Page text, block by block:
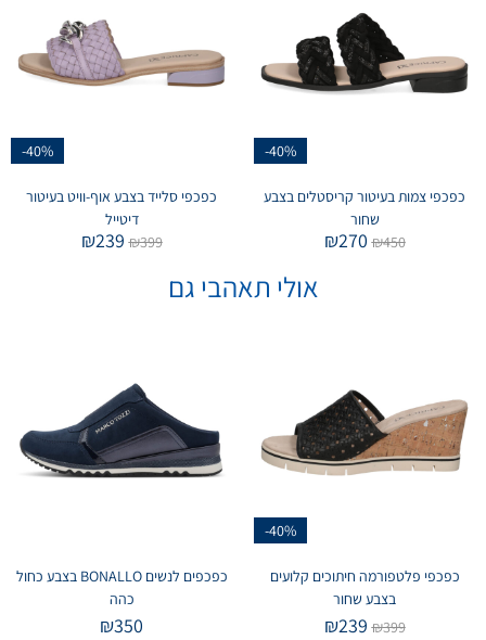
-40%
כפכפי צמות בעיטור קריסטלים בצבע
שחור
₪450
₪270
-40%
כפכפי סלייד בצבע אוף-וויט בעיטור
דיטייל
₪399
₪239
אולי תאהבי גם
-40%
כפכפי פלטפורמה חיתוכים קלועים
בצבע שחור
₪399
₪239
כפכפים לנשים BONALLO בצבע כחול
כהה
₪350